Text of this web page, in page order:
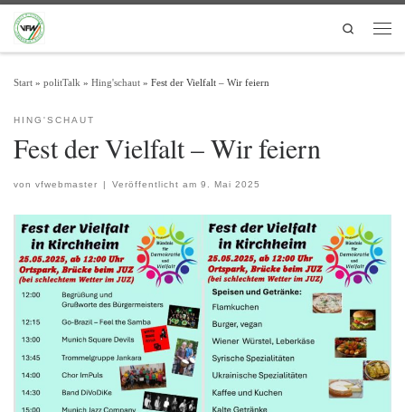
Zum Inhalt springen
Search
Start » politTalk » Hing'schaut » Fest der Vielfalt – Wir feiern
HING'SCHAUT
Fest der Vielfalt – Wir feiern
von vfwebmaster Veröffentlicht am9. Mai 2025